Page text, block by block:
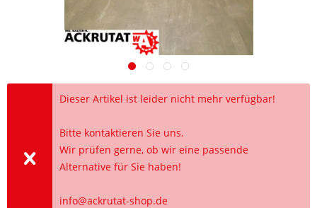
Dieser Artikel ist leider nicht mehr verfügbar!
Bitte kontaktieren Sie uns.
Wir prüfen gerne, ob wir eine passende
Alternative für Sie haben!
info@ackrutat-shop.de